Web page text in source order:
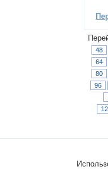
48
64
80
96